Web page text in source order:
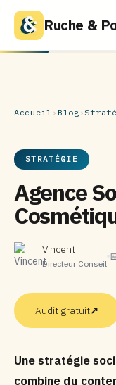
Ruche &
Accueil › Blog ›
STRATÉGIE
Agence
Vincent
Directeur Conseil
Audit gratuit↗
Une stratégie
combine du